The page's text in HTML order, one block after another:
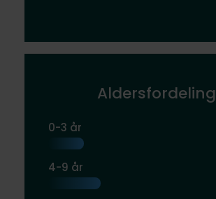
Aldersfordeling
0-3 år
4-9 år